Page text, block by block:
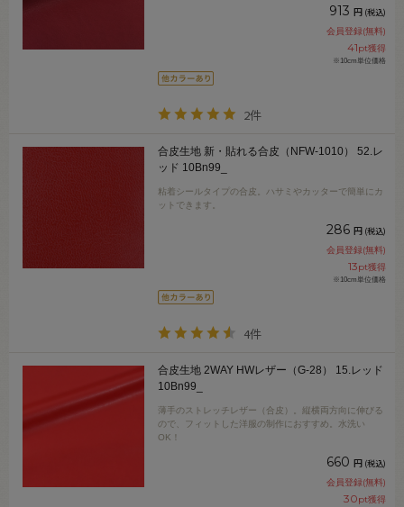
913 円 (税込)
会員登録(無料)
41pt獲得
※10cm単位価格
2件
合皮生地 新・貼れる合皮（NFW-1010） 52.レ
ッド 10Bn99_
粘着シールタイプの合皮。ハサミやカッターで簡単にカ
ットできます。
286 円 (税込)
会員登録(無料)
13pt獲得
※10cm単位価格
4件
合皮生地 2WAY HWレザー（G-28） 15.レッド
10Bn99_
薄手のストレッチレザー（合皮）。縦横両方向に伸びる
ので、フィットした洋服の制作におすすめ。水洗い
OK！
660 円 (税込)
会員登録(無料)
30pt獲得